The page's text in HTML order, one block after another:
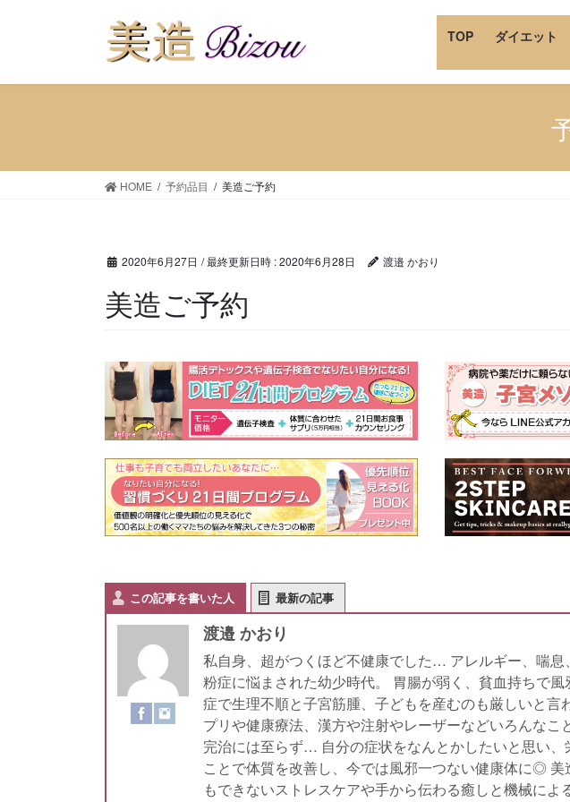
TOP ダイエット
HOME 予約品目 美造ご予約
2020年6月27日 / 最終更新日時 :2020年6月28日 渡邉 かおり
美造ご予約
この記事を書いた人 最新の記事
渡邉 かおり
私自身、超がつくほど不健康でした… アレルギー、喘
粉症に悩まされた幼少時代。 胃腸が弱く、貧血持ちで
症で生理不順と子宮筋腫、子どもを産むのも厳しいと言
プリや健康療法、漢方や注射やレーザーなどいろんなこ
完治には至らず… 自分の症状をなんとかしたいと思い、
ことで体質を改善し、今では風邪一つない健康体に◎
もできないストレスケアや手から伝わる癒しと機械によ